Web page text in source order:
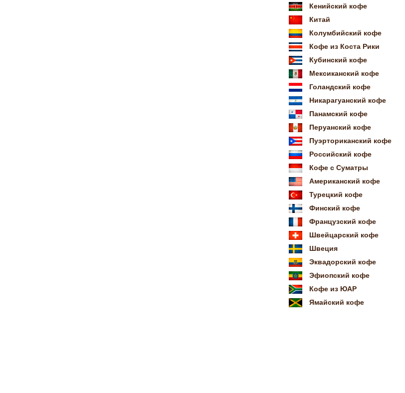
Кенийский кофе
Китай
Колумбийский кофе
Кофе из Коста Рики
Кубинский кофе
Мексиканский кофе
Голандский кофе
Никарагуанский кофе
Панамский кофе
Перуанский кофе
Пуэрториканский кофе
Российский кофе
Кофе с Суматры
Американский кофе
Турецкий кофе
Финский кофе
Французский кофе
Швейцарский кофе
Швеция
Эквадорский кофе
Эфиопский кофе
Кофе из ЮАР
Ямайский кофе